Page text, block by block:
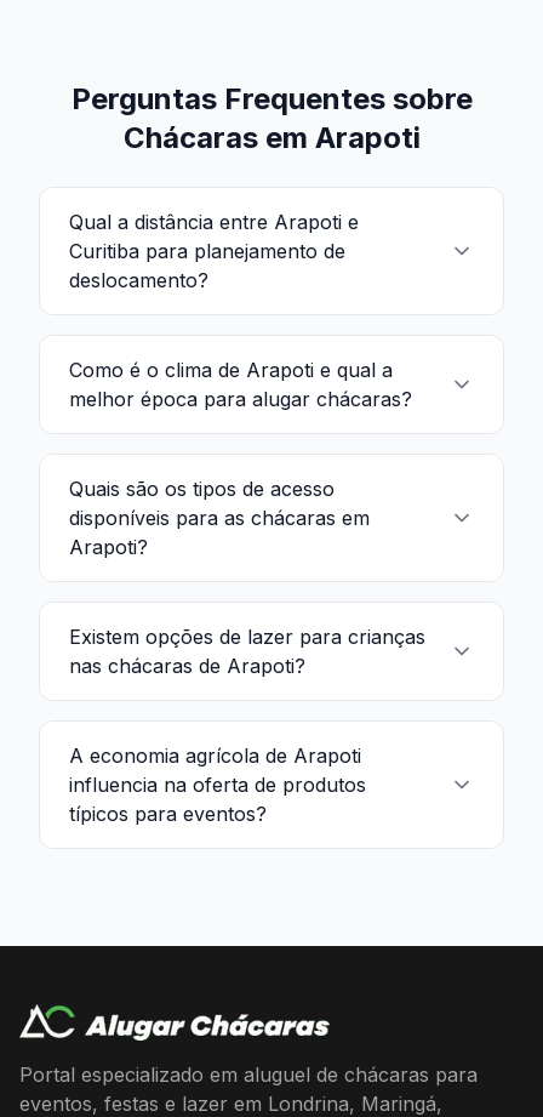
Perguntas Frequentes sobre
Chácaras em Arapoti
Qual a distância entre Arapoti e
Curitiba para planejamento de
deslocamento?
Como é o clima de Arapoti e qual a
melhor época para alugar chácaras?
Quais são os tipos de acesso
disponíveis para as chácaras em
Arapoti?
Existem opções de lazer para crianças
nas chácaras de Arapoti?
A economia agrícola de Arapoti
influencia na oferta de produtos
típicos para eventos?
Portal especializado em aluguel de chácaras para
eventos, festas e lazer em Londrina, Maringá,